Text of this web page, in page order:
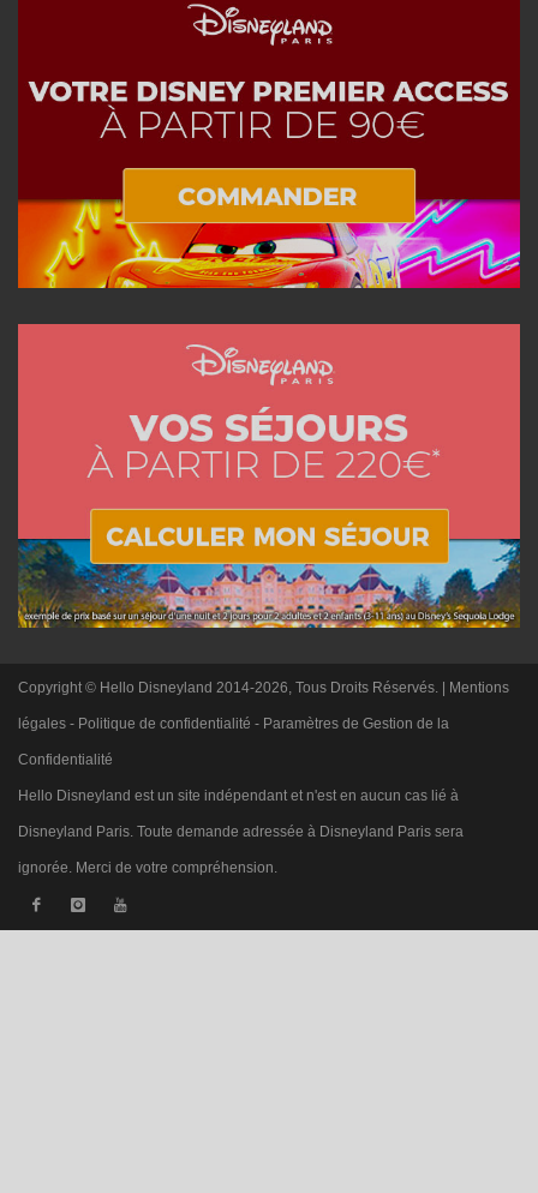
Copyright © Hello Disneyland 2014-2026, Tous Droits Réservés. | Mentions
légales - Politique de confidentialité - Paramètres de Gestion de la
Confidentialité
Hello Disneyland est un site indépendant et n'est en aucun cas lié à
Disneyland Paris. Toute demande adressée à Disneyland Paris sera
ignorée. Merci de votre compréhension.